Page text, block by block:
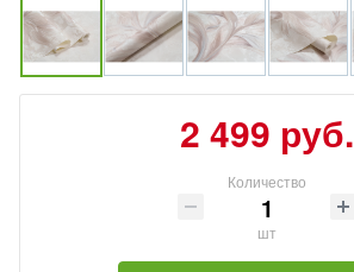
2 499 руб.
Количество
шт